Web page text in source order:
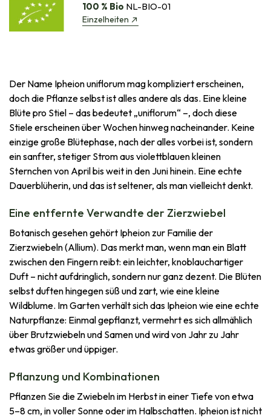
100 % Bio NL-BIO-01
Einzelheiten
Der Name Ipheion uniflorum mag kompliziert erscheinen,
doch die Pflanze selbst ist alles andere als das. Eine kleine
Blüte pro Stiel – das bedeutet „uniflorum“ –, doch diese
Stiele erscheinen über Wochen hinweg nacheinander. Keine
einzige große Blütephase, nach der alles vorbei ist, sondern
ein sanfter, stetiger Strom aus violettblauen kleinen
Sternchen von April bis weit in den Juni hinein. Eine echte
Dauerblüherin, und das ist seltener, als man vielleicht denkt.
Eine entfernte Verwandte der Zierzwiebel
Botanisch gesehen gehört Ipheion zur Familie der
Zierzwiebeln (Allium). Das merkt man, wenn man ein Blatt
zwischen den Fingern reibt: ein leichter, knoblauchartiger
Duft – nicht aufdringlich, sondern nur ganz dezent. Die Blüten
selbst duften hingegen süß und zart, wie eine kleine
Wildblume. Im Garten verhält sich das Ipheion wie eine echte
Naturpflanze: Einmal gepflanzt, vermehrt es sich allmählich
über Brutzwiebeln und Samen und wird von Jahr zu Jahr
etwas größer und üppiger.
Pflanzung und Kombinationen
Pflanzen Sie die Zwiebeln im Herbst in einer Tiefe von etwa
5–8 cm, in voller Sonne oder im Halbschatten. Ipheion ist nicht